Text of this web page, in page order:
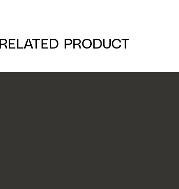
RELATED PRODUCT